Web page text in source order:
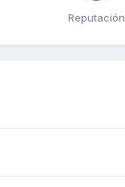
Reputación